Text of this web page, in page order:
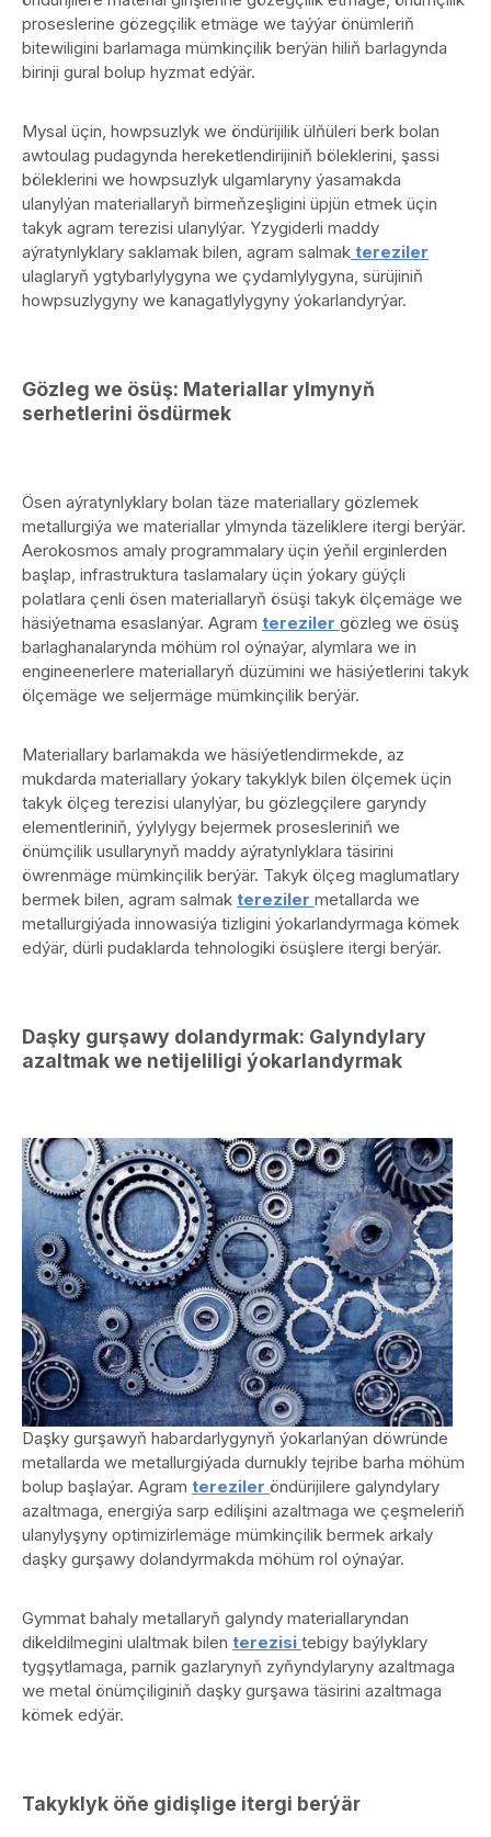
proseslerine gözegçilik etmäge we taýýar önümleriň
bitewiligini barlamaga mümkinçilik berýän hiliň barlagynda
birinji gural bolup hyzmat edýär.
Mysal üçin, howpsuzlyk we öndürijilik ülňüleri berk bolan
awtoulag pudagynda hereketlendirijiniň böleklerini, şassi
böleklerini we howpsuzlyk ulgamlaryny ýasamakda
ulanylýan materiallaryň birmeňzeşligini üpjün etmek üçin
takyk agram terezisi ulanylýar. Yzygiderli maddy
aýratynlyklary saklamak bilen, agram salmak tereziler
ulaglaryň ygtybarlylygyna we çydamlylygyna, sürüjiniň
howpsuzlygyny we kanagatlylygyny ýokarlandyrýar.
Gözleg we ösüş: Materiallar ylmynyň
serhetlerini ösdürmek
Ösen aýratynlyklary bolan täze materiallary gözlemek
metallurgiýa we materiallar ylmynda täzeliklere itergi berýär.
Aerokosmos amaly programmalary üçin ýeňil erginlerden
başlap, infrastruktura taslamalary üçin ýokary güýçli
polatlara çenli ösen materiallaryň ösüşi takyk ölçemäge we
häsiýetnama esaslanýar. Agram tereziler gözleg we ösüş
barlaghanalarynda möhüm rol oýnaýar, alymlara we in
engineenerlere materiallaryň düzümini we häsiýetlerini takyk
ölçemäge we seljermäge mümkinçilik berýär.
Materiallary barlamakda we häsiýetlendirmekde, az
mukdarda materiallary ýokary takyklyk bilen ölçemek üçin
takyk ölçeg terezisi ulanylýar, bu gözlegçilere garyndy
elementleriniň, ýylylygy bejermek prosesleriniň we
önümçilik usullarynyň maddy aýratynlyklara täsirini
öwrenmäge mümkinçilik berýär. Takyk ölçeg maglumatlary
bermek bilen, agram salmak tereziler metallarda we
metallurgiýada innowasiýa tizligini ýokarlandyrmaga kömek
edýär, dürli pudaklarda tehnologiki ösüşlere itergi berýär.
Daşky gurşawy dolandyrmak: Galyndylary
azaltmak we netijeliligi ýokarlandyrmak
Daşky gurşawyň habardarlygynyň ýokarlanýan döwründe
metallarda we metallurgiýada durnukly tejribe barha möhüm
bolup başlaýar. Agram tereziler öndürijilere galyndylary
azaltmaga, energiýa sarp edilişini azaltmaga we çeşmeleriň
ulanylyşyny optimizirlemäge mümkinçilik bermek arkaly
daşky gurşawy dolandyrmakda möhüm rol oýnaýar.
Gymmat bahaly metallaryň galyndy materiallaryndan
dikeldilmegini ulaltmak bilen terezisi tebigy baýlyklary
tygşytlamaga, parnik gazlarynyň zyňyndylaryny azaltmaga
we metal önümçiliginiň daşky gurşawa täsirini azaltmaga
kömek edýär.
Takyklyk öňe gidişlige itergi berýär